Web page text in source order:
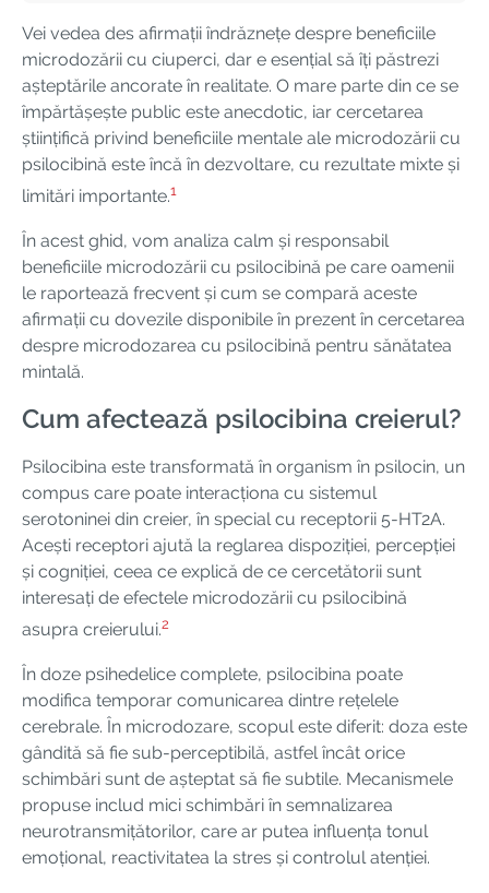
Vei vedea des afirmații îndrăznețe despre beneficiile
microdozării cu ciuperci, dar e esențial să îți păstrezi
așteptările ancorate în realitate. O mare parte din ce se
împărtășește public este anecdotic, iar cercetarea
științifică privind beneficiile mentale ale microdozării cu
psilocibină este încă în dezvoltare, cu rezultate mixte și
limitări importante.1
În acest ghid, vom analiza calm și responsabil
beneficiile microdozării cu psilocibină pe care oamenii
le raportează frecvent și cum se compară aceste
afirmații cu dovezile disponibile în prezent în cercetarea
despre microdozarea cu psilocibină pentru sănătatea
mintală.
Cum afectează psilocibina creierul?
Psilocibina este transformată în organism în psilocin, un
compus care poate interacționa cu sistemul
serotoninei din creier, în special cu receptorii 5-HT2A.
Acești receptori ajută la reglarea dispoziției, percepției
și cogniției, ceea ce explică de ce cercetătorii sunt
interesați de efectele microdozării cu psilocibină
asupra creierului.2
În doze psihedelice complete, psilocibina poate
modifica temporar comunicarea dintre rețelele
cerebrale. În microdozare, scopul este diferit: doza este
gândită să fie sub-perceptibilă, astfel încât orice
schimbări sunt de așteptat să fie subtile. Mecanismele
propuse includ mici schimbări în semnalizarea
neurotransmițătorilor, care ar putea influența tonul
emoțional, reactivitatea la stres și controlul atenției.